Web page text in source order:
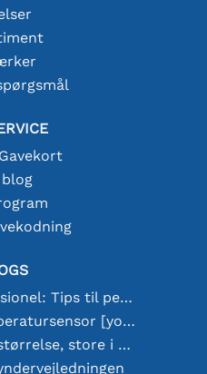
Lodning som en professionel: Tips til perfekte elektroniske forbindelser
Valg af den rigtige temperatursensor [youtube]
18650 Batterier: Små i størrelse, store i ydeevne